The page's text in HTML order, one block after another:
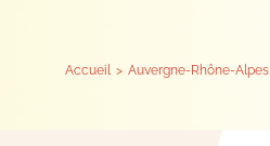
Accueil Auvergne-Rhône-Alpes